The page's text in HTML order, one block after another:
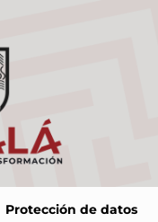
Protección de datos